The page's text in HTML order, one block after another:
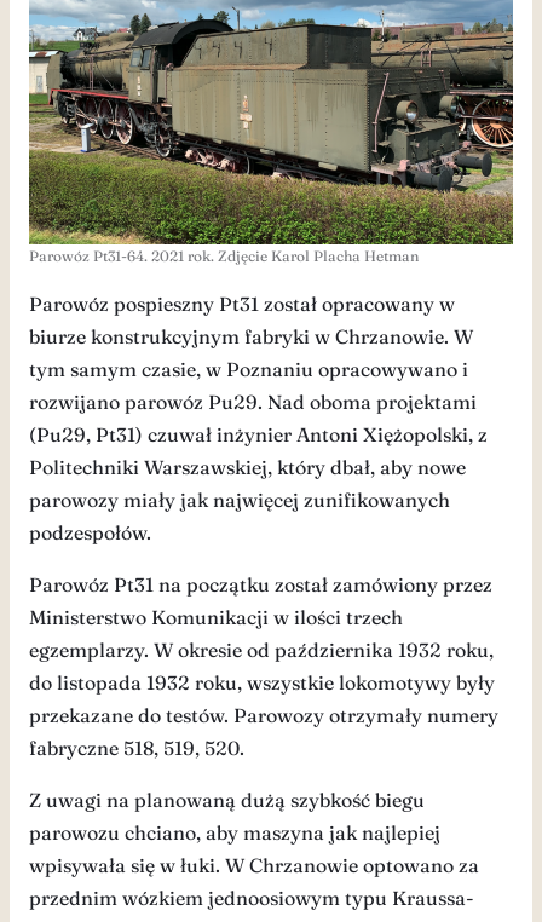
Parowóz Pt31-64. 2021 rok. Zdjęcie Karol Placha Hetman
Parowóz pospieszny Pt31 został opracowany w
biurze konstrukcyjnym fabryki w Chrzanowie. W
tym samym czasie, w Poznaniu opracowywano i
rozwijano parowóz Pu29. Nad oboma projektami
(Pu29, Pt31) czuwał inżynier Antoni Xiężopolski, z
Politechniki Warszawskiej, który dbał, aby nowe
parowozy miały jak najwięcej zunifikowanych
podzespołów.
Parowóz Pt31 na początku został zamówiony przez
Ministerstwo Komunikacji w ilości trzech
egzemplarzy. W okresie od października 1932 roku,
do listopada 1932 roku, wszystkie lokomotywy były
przekazane do testów. Parowozy otrzymały numery
fabryczne 518, 519, 520.
Z uwagi na planowaną dużą szybkość biegu
parowozu chciano, aby maszyna jak najlepiej
wpisywała się w łuki. W Chrzanowie optowano za
przednim wózkiem jednoosiowym typu Kraussa-